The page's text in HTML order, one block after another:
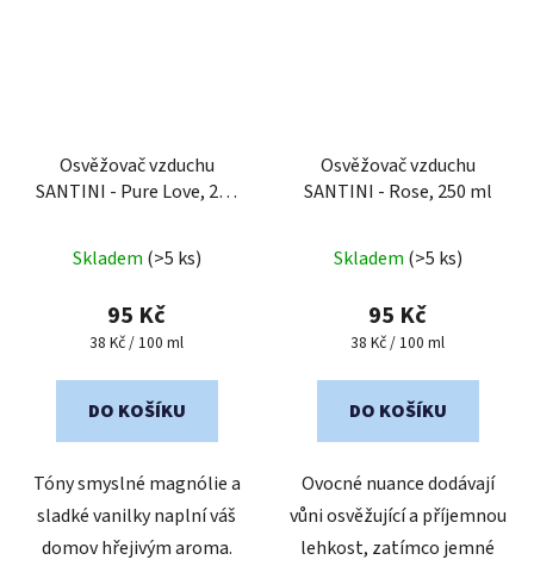
Osvěžovač vzduchu
SANTINI - Pure Love, 250
hodnocení
produktu
je
z
Skladem (>5 ks)
95 Kč
Měrná
38 Kč / 100 ml
DO KOŠÍKU
Tóny smyslné magnólie a
sladké vanilky naplní váš
domov hřejivým aroma.
Osvěžovač vzduchu
SANTINI - Rose, 250 ml
Skladem (>5 ks)
95 Kč
Měrná
38 Kč / 100 ml
DO KOŠÍKU
Ovocné nuance dodávají
vůni osvěžující a příjemnou
lehkost, zatímco jemné